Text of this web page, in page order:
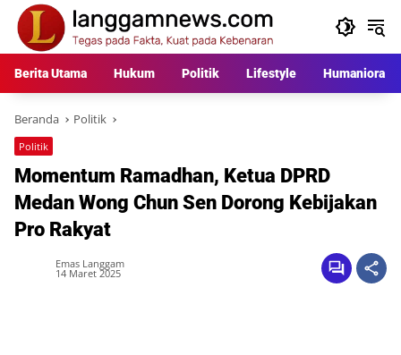
Langsung
konten
Berita Utama Hukum Politik Lifestyle Humaniora
Beranda Politik
Politik
Momentum Ramadhan, Ketua DPRD
Medan Wong Chun Sen Dorong Kebijakan
Pro Rakyat
Emas Langgam
14 Maret 2025